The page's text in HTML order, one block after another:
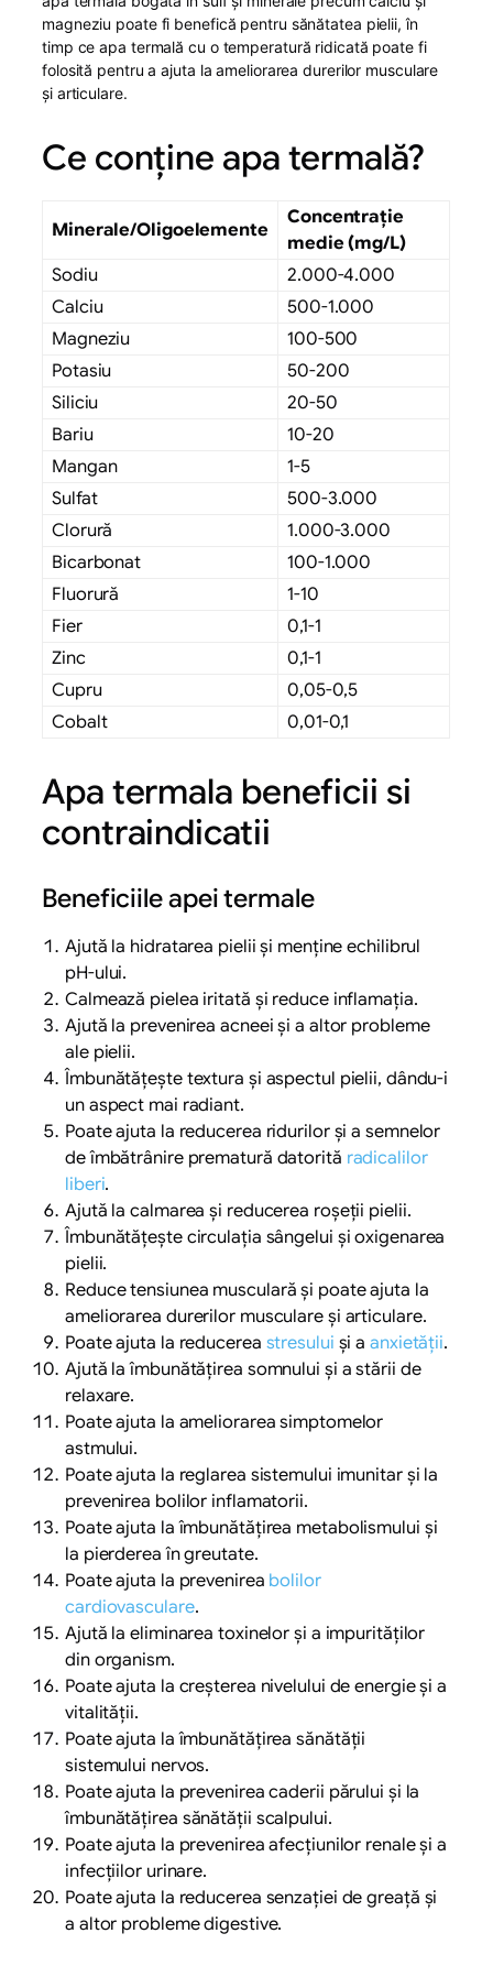
magneziu poate fi benefică pentru sănătatea pielii, în
timp ce apa termală cu o temperatură ridicată poate fi
folosită pentru a ajuta la ameliorarea durerilor musculare
și articulare.
Ce conține apa termală?
Minerale/Oligoelemente
Concentrație
medie (mg/L)
Sodiu
2.000-4.000
Calciu
500-1.000
Magneziu
100-500
Potasiu
50-200
Siliciu
20-50
Bariu
10-20
Mangan
1-5
Sulfat
500-3.000
Clorură
1.000-3.000
Bicarbonat
100-1.000
Fluorură
1-10
Fier
0,1-1
Zinc
0,1-1
Cupru
0,05-0,5
Cobalt
0,01-0,1
Apa termala beneficii si
contraindicatii
Beneficiile apei termale
Ajută la hidratarea pielii și menține echilibrul
pH-ului.
Calmează pielea iritată și reduce inflamația.
Ajută la prevenirea acneei și a altor probleme
ale pielii.
Îmbunătățește textura și aspectul pielii, dându-i
un aspect mai radiant.
Poate ajuta la reducerea ridurilor și a semnelor
de îmbătrânire prematură datorită radicalilor
liberi.
Ajută la calmarea și reducerea roșeții pielii.
Îmbunătățește circulația sângelui și oxigenarea
pielii.
Reduce tensiunea musculară și poate ajuta la
ameliorarea durerilor musculare și articulare.
Poate ajuta la reducerea stresului și aanxietății.
Ajută la îmbunătățirea somnului și a stării de
relaxare.
Poate ajuta la ameliorarea simptomelor
astmului.
Poate ajuta la reglarea sistemului imunitar și la
prevenirea bolilor inflamatorii.
Poate ajuta la îmbunătățirea metabolismului și
la pierderea în greutate.
Poate ajuta la prevenirea bolilor
cardiovasculare.
Ajută la eliminarea toxinelor și a impurităților
din organism.
Poate ajuta la creșterea nivelului de energie și a
vitalității.
Poate ajuta la îmbunătățirea sănătății
sistemului nervos.
Poate ajuta la prevenirea caderii părului și la
îmbunătățirea sănătății scalpului.
Poate ajuta la prevenirea afecțiunilor renale și a
infecțiilor urinare.
Poate ajuta la reducerea senzației de greață și
a altor probleme digestive.